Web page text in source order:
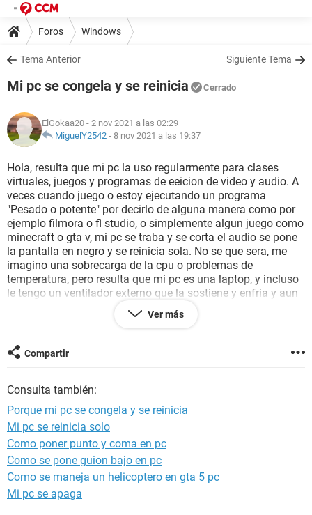
Foros Windows
Tema Anterior Siguiente Tema
Mi pc se congela y se reinicia Cerrado
ElGokaa20 - 2 nov 2021 a las 02:29
MiguelY2542 - 8 nov 2021 a las 19:37
Hola, resulta que mi pc la uso regularmente para clases
virtuales, juegos y programas de eeicion de video y audio. A
veces cuando juego o estoy ejecutando un programa
"Pesado o potente" por decirlo de alguna manera como por
ejemplo filmora o fl studio, o simplemente algun juego como
minecraft o gta v, mi pc se traba y se corta el audio se pone
la pantalla en negro y se reinicia sola. No se que sera, me
imagino una sobrecarga de la cpu o problemas de
temperatura, pero resulta que mi pc es una laptop, y incluso
le tengo un ventilador externo que la sostiene y enfria y aun
asi sucede. Necesito ayuda, ya que es bastante tedioso
perder proyectos de word o algun programa que este
Se agradece cualquier respuesta :) saludos.
Ver más
Compartir
Consulta también:
Porque mi pc se congela y se reinicia
Mi pc se reinicia solo
Como poner punto y coma en pc
Como se pone guion bajo en pc
Como se maneja un helicoptero en gta 5 pc
Mi pc se apaga